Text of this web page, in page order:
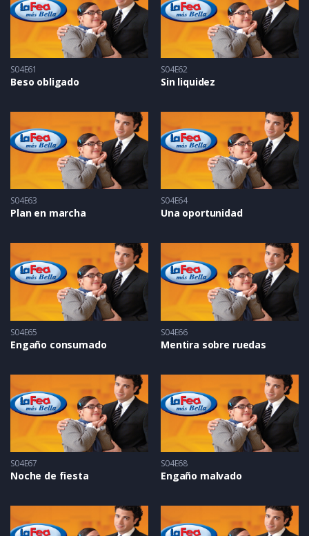
S04E61
Beso obligado
S04E62
Sin liquidez
S04E63
Plan en marcha
S04E64
Una oportunidad
S04E65
Engaño consumado
S04E66
Mentira sobre ruedas
S04E67
Noche de fiesta
S04E68
Engaño malvado